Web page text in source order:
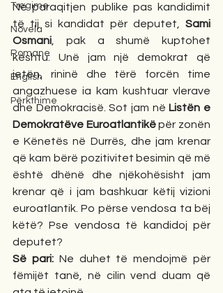
Tregime
Novela
Romane
English
Përkthime
Në paraqitjen publike pas kandidimit
të tij si kandidat për deputet, Sami
Osmani , pak a shumë kuptohet
kështu: Unë jam një demokrat që
jetën, rininë dhe tërë forcën time
angazhuese ia kam kushtuar vlerave
dhe Demokracisë. Sot jam në Listën e
Demokratëve Euroatlantikë për zonën
e Kënetës në Durrës, dhe jam krenar
që kam bërë pozitivitet besimin që më
është dhënë dhe njëkohësisht jam
krenar që i jam bashkuar këtij vizioni
euroatlantik. Po përse vendosa ta bëj
këtë? Pse vendosa të kandidoj për
deputet?
Së pari: Ne duhet të mendojmë për
fëmijët tanë, në cilin vend duam që